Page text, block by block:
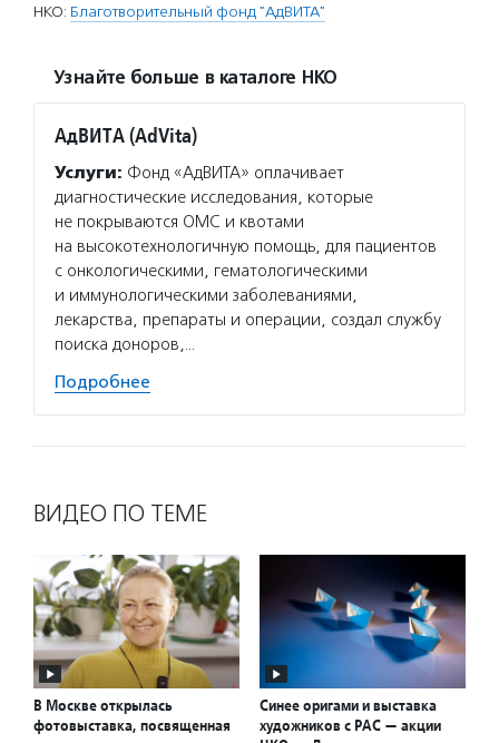
НКО: Благотворительный фонд "АдВИТА"
Узнайте больше в каталоге НКО
АдВИТА (AdVita)
Услуги: Фонд «АдВИТА» оплачивает
диагностические исследования, которые
не покрываются ОМС и квотами
на высокотехнологичную помощь, для пациентов
с онкологическими, гематологическими
и иммунологическими заболеваниями,
лекарства, препараты и операции, создал службу
поиска доноров,…
Подробнее
ВИДЕО ПО ТЕМЕ
В Москве открылась
фотовыставка, посвященная
Синее оригами и выставка
художников с РАС — акции